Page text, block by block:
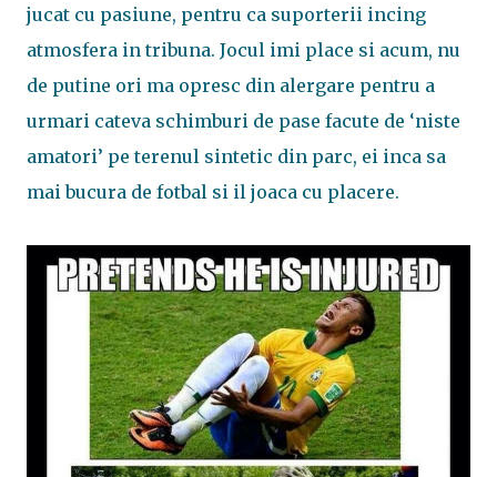
jucat cu pasiune, pentru ca suporterii incing
atmosfera in tribuna. Jocul imi place si acum, nu
de putine ori ma opresc din alergare pentru a
urmari cateva schimburi de pase facute de ‘niste
amatori’ pe terenul sintetic din parc, ei inca sa
mai bucura de fotbal si il joaca cu placere.